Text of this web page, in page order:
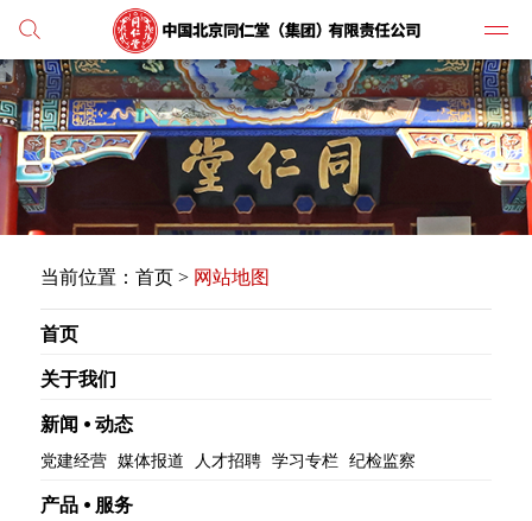
党建
人才
当前位置： 首页> 网站地图
首页
关于我们
新闻 ⦁ 动态
党建经营 媒体报道 人才招聘 学习专栏 纪检监察
产品 ⦁ 服务